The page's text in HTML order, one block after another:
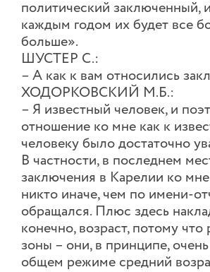
политический заключенный,
каждым годом их будет все
больше».
ШУСТЕР С.:
– А как к вам относились
ХОДОРКОВСКИЙ М.Б.:
– Я известный человек, и
отношение ко мне как к
человеку было достаточно
В частности, в последнем
заключения в Карелии ко
никто иначе, чем по имени-
обращался. Плюс здесь
конечно, возраст, потому что
зоны – они, в принципе,
общем режиме средний